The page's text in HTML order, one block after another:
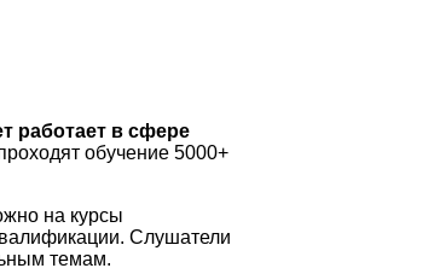
работает в сфере
обучение 5000+
на курсы
Слушатели
темам.